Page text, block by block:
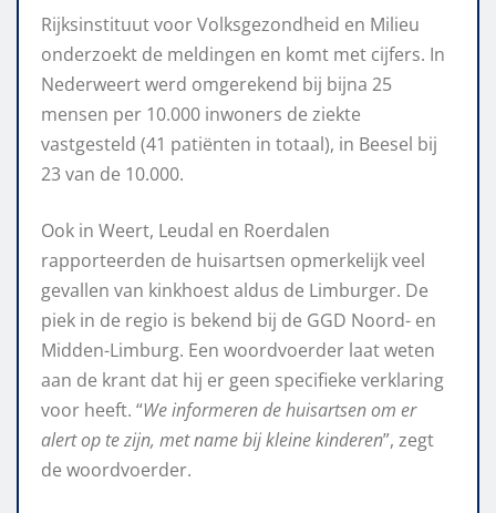
Rijksinstituut voor Volksgezondheid en Milieu
onderzoekt de meldingen en komt met cijfers. In
Nederweert werd omgerekend bij bijna 25
mensen per 10.000 inwoners de ziekte
vastgesteld (41 patiënten in totaal), in Beesel bij
23 van de 10.000.
Ook in Weert, Leudal en Roerdalen
rapporteerden de huisartsen opmerkelijk veel
gevallen van kinkhoest aldus de Limburger. De
piek in de regio is bekend bij de GGD Noord- en
Midden-Limburg. Een woordvoerder laat weten
aan de krant dat hij er geen specifieke verklaring
voor heeft. “We informeren de huisartsen om er
alert op te zijn, met name bij kleine kinderen”, zegt
de woordvoerder.